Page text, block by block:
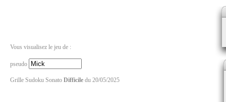
Vous visualisez le jeu de :
pseudo
Grille Sudoku Sonato Difficile du 20/05/2025